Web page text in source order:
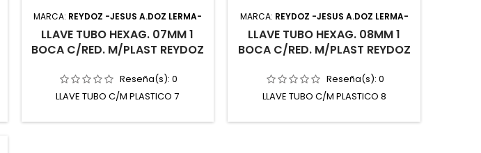
MARCA: REYDOZ -JESUS A.DOZ LERMA-
LLAVE TUBO HEXAG. 07MM 1
BOCA C/RED. M/PLAST REYDOZ
Reseña(s): 0
LLAVE TUBO C/M PLASTICO 7
MARCA: REYDOZ -JESUS A.DOZ LERMA-
LLAVE TUBO HEXAG. 08MM 1
BOCA C/RED. M/PLAST REYDOZ
Reseña(s): 0
LLAVE TUBO C/M PLASTICO 8